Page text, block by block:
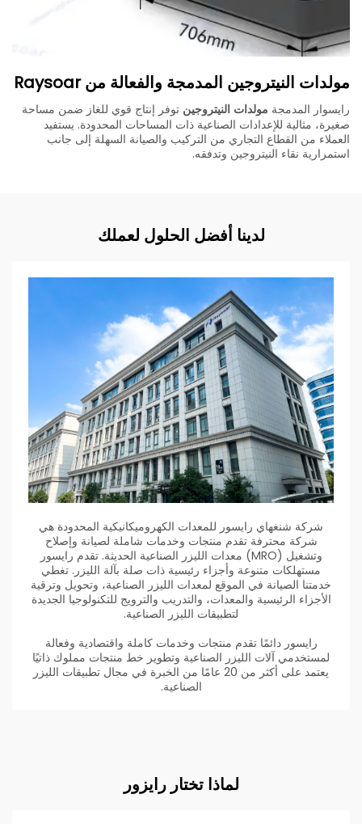
مولدات النيتروجين المدمجة والفعالة من Raysoar
رايسوار المدمجة مولدات النيتروجين توفر إنتاج قوي للغاز ضمن مساحة
صغيرة، مثالية للإعدادات الصناعية ذات المساحات المحدودة. يستفيد
العملاء من القطاع التجاري من التركيب والصيانة السهلة إلى جانب
استمرارية نقاء النيتروجين وتدفقه.
لدينا أفضل الحلول لعملك
شركة شنغهاي رايسور للمعدات الكهروميكانيكية المحدودة هي
شركة محترفة تقدم منتجات وخدمات شاملة لصيانة وإصلاح
وتشغيل (MRO) معدات الليزر الصناعية الحديثة. تقدم رايسور
مستهلكات متنوعة وأجزاء رئيسية ذات صلة بآلة الليزر. تغطي
خدمتنا الصيانة في الموقع لمعدات الليزر الصناعية، وتحويل وترقية
الأجزاء الرئيسية والمعدات، والتدريب والترويج للتكنولوجيا الجديدة
لتطبيقات الليزر الصناعية.
رايسور دائمًا تقدم منتجات وخدمات كاملة واقتصادية وفعالة
لمستخدمي آلات الليزر الصناعية وتطوير خط منتجات مملوك ذاتيًا
يعتمد على أكثر من 20 عامًا من الخبرة في مجال تطبيقات الليزر
الصناعية.
لماذا تختار رايزور